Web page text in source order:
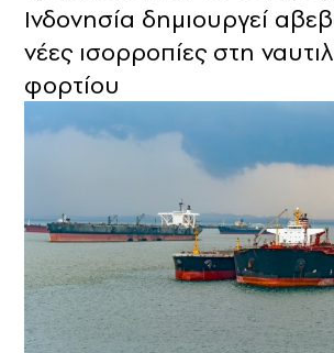
Ινδονησία δημιουργεί
νέες ισορροπίες στη
φορτίου